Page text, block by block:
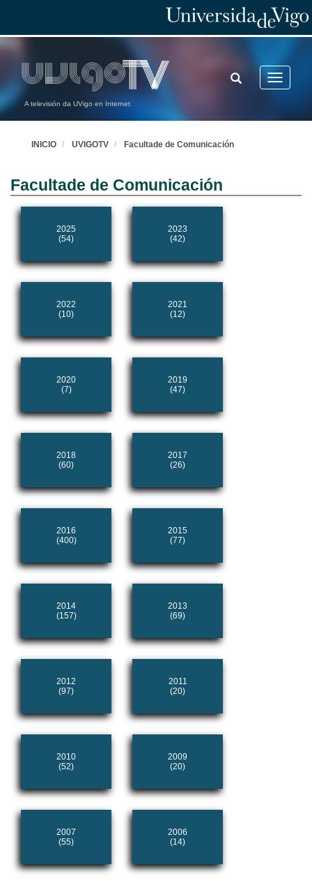
A televisión da UVigo en Internet
Toggle
TOGGLE
SEARCH
INICIO UVIGOTV Facultade de Comunicación
Facultade de Comunicación
2025
(54)
2023
(42)
2022
(10)
2021
(12)
2020
(7)
2019
(47)
2018
(60)
2017
(26)
2016
(400)
2015
(77)
2014
(157)
2013
(69)
2012
(97)
2011
(20)
2010
(52)
2009
(20)
2007
(55)
2006
(14)